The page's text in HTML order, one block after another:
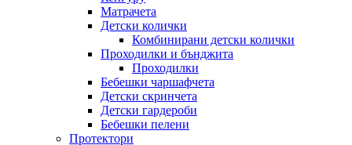
Матрачета
Детски колички
Комбинирани детски колички
Проходилки и бънджита
Проходилки
Бебешки чаршафчета
Детски скринчета
Детски гардероби
Бебешки пелени
Протектори